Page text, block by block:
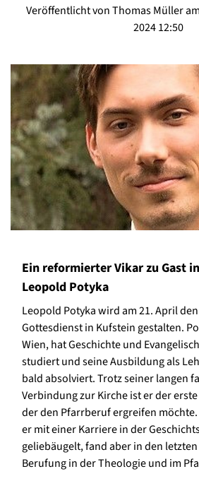
Veröffentlicht von Thomas Müller
2024 12:50
Ein reformierter Vikar zu Gast
Leopold Potyka
Leopold Potyka wird am 21. April
Gottesdienst in Kufstein gestalten.
Wien, hat Geschichte und
studiert und seine Ausbildung als
bald absolviert. Trotz seiner langen
Verbindung zur Kirche ist er der
der den Pfarrberuf ergreifen
er mit einer Karriere in der
geliebäugelt, fand aber in den
Berufung in der Theologie und im